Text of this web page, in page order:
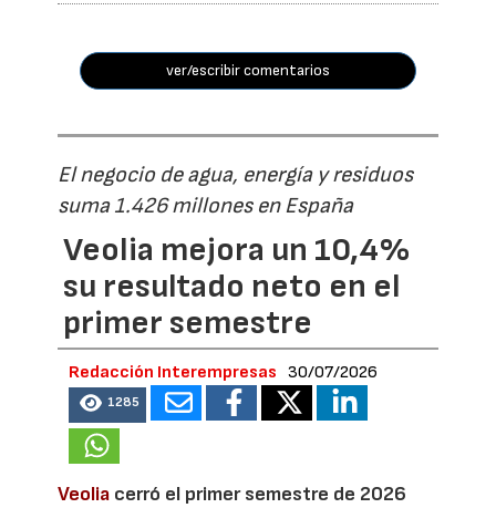
ver/escribir comentarios
El negocio de agua, energía y residuos
suma 1.426 millones en España
Veolia mejora un 10,4%
su resultado neto en el
primer semestre
Redacción Interempresas 30/07/2026
1285
Veolia cerró el primer semestre de 2026